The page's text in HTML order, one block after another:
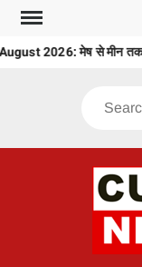
Skip
content
2026: मेष से मीन तक
Search